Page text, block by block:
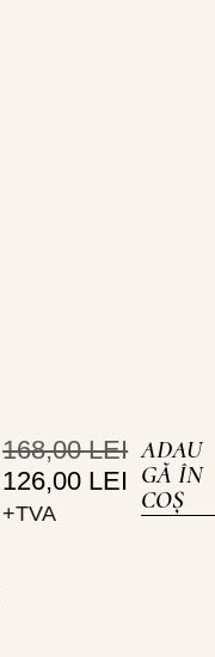
168,00LEI
126,00 LEI
+TVA
ADAU
GĂ ÎN
COȘ